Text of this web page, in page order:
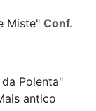
Miste" Conf.
da Polenta"
antico